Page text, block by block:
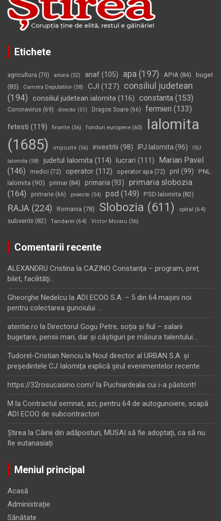
Etichete
agricultura (70) amara (52) anaf (105) apa (197) APIA (84)
buget
(85)
Camera Deputatilor (58) CJI (127)
consiliul judetean
(194) consiliul judetean ialomita (116) constanta (153)
Coronavirus (69) director (51) Dragos Soare (66) fermieri (133)
fetesti (119) finante (56) fonduri europene (60)
Ialomita
(1685)
impozite (56) investitii (98) IPJ Ialomita (96) ISU
Ialomita (58) judetul Ialomita (114) lucrari (111)
Marian Pavel
(146)
medici (72) operator (112) operator apa (72) pnl (99)
PNL
Ialomita (90) primar(84) primaria (93)
primaria slobozia
(164)
primarie (66) proiecte (54) psd (149) PSD Ialomita (82)
RAJA (224) Romania (78) Slobozia (611) spital (64)
subventii (82) Tandarei (64) Victor Moraru (56)
Comentarii recente
ALEXANDRU Cristina la CAZINO Constanţa – program, preţ
bilet, facilităţi…
Gheorghe Nedelcu la ADI ECOO S.A. – 5 din 64 maşini noi
pentru colectarea gunoiului …
atentie.ro la Directorul Gogu Petre, soţia şi fiul – salarii
bugetare, pensii mari, dar şi câştiguri pe măsura talentului…
Tudorel-Cristian Nenciu la Noul director al URBAN S.A. şi
preşedintele CJ Ialomiţa explică şirul evenimentelor recente
https://32rosucasino.com/ la Puchiardeala cui i-a păstorit!
M la Contractul semnat, azi, pentru 64 de autogunoiere, scapă
ADI ECOO de subcontractori
Ştirea la Câinii din adăposturi, MUSAI să fie adoptați, ca să nu
fie eutanasiați
Meniul principal
Acasă
Administrație
Sănătate